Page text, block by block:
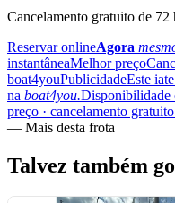
Cancelamento gratuito de 72
Reservar onlineAgora
instantâneaMelhor preço
boat4youPublicidadeEste
na boat4you.Disponibilidade
preço · cancelamento
— Mais desta frota
Talvez também